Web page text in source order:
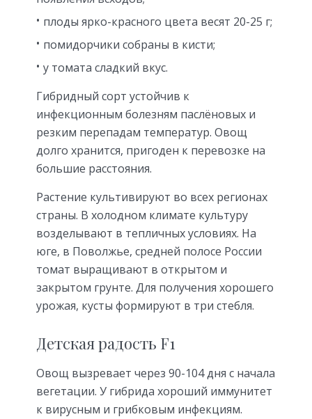
плоды ярко-красного цвета весят 20-25 г;
помидорчики собраны в кисти;
у томата сладкий вкус.
Гибридный сорт устойчив к
инфекционным болезням паслёновых и
резким перепадам температур. Овощ
долго хранится, пригоден к перевозке на
большие расстояния.
Растение культивируют во всех регионах
страны. В холодном климате культуру
возделывают в тепличных условиях. На
юге, в Поволжье, средней полосе России
томат выращивают в открытом и
закрытом грунте. Для получения хорошего
урожая, кусты формируют в три стебля.
Детская радость F1
Овощ вызревает через 90-104 дня с начала
вегетации. У гибрида хороший иммунитет
к вирусным и грибковым инфекциям.